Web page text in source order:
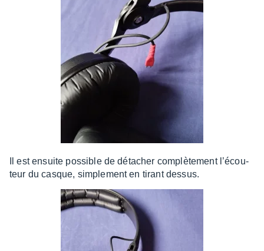
Il est ensuite possible de déta­cher complè­te­ment l’écou­
teur du casque, simple­ment en tirant dessus.